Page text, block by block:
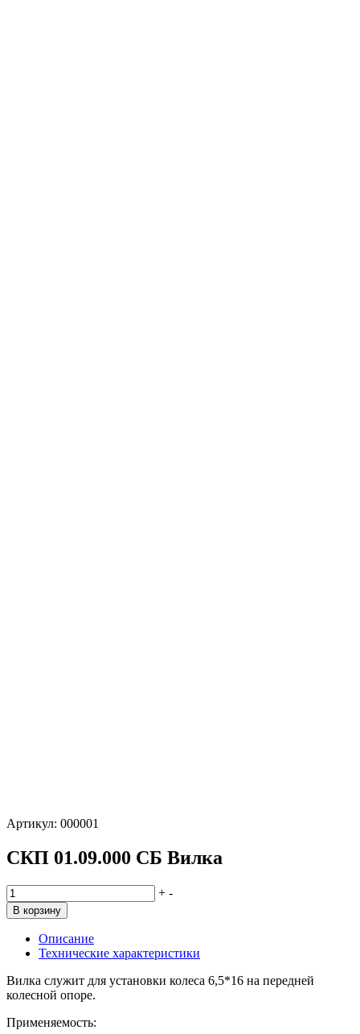
Артикул: 000001
СКП 01.09.000 СБ Вилка
Количество
товара
СКП
01.09.000
Вилка
+ -
В корзину
Описание
Технические характеристики
Вилка служит для установки колеса 6,5*16 на передней
колесной опоре.
Применяемость: